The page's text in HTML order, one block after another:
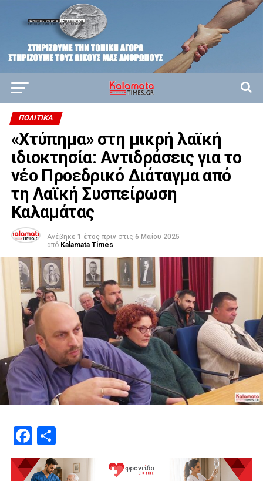
ΠΟΛΙΤΙΚΆ
«Χτύπημα» στη μικρή λαϊκή
ιδιοκτησία: Αντιδράσεις για το
νέο Προεδρικό Διάταγμα από
τη Λαϊκή Συσπείρωση
Καλαμάτας
Ανέβηκε 1 έτος πριν στις 6 Μαΐου 2025
από Kalamata Times
Facebook
Μοιραστείτε